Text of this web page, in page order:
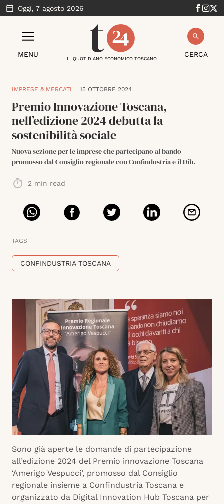
Oggi, 7 agosto 2026
MENU CERCA
IL QUOTIDIANO ECONOMICO TOSCANO
IMPRESE & MERCATI 15 OTTOBRE 2024
Premio Innovazione Toscana,
nell’edizione 2024 debutta la
sostenibilità sociale
Nuova sezione per le imprese che partecipano al bando
promosso dal Consiglio regionale con Confindustria e il Dih.
2 min read
TAGS
CONFINDUSTRIA TOSCANA
Sono già aperte le domande di partecipazione
all’edizione 2024 del Premio innovazione Toscana
‘Amerigo Vespucci’, promosso dal Consiglio
regionale insieme a Confindustria Toscana e
organizzato da Digital Innovation Hub Toscana per